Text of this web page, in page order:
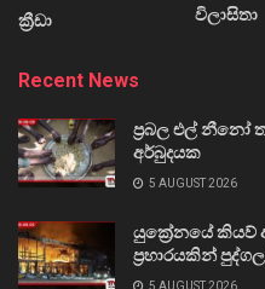
ක්‍රීඩා
විලාසිතා
Recent News
ප්‍රබල එල් නීනෝ
අර්බුදයක
5 AUGUST 2026
යුක්‍රේනයේ කියව්
ප්‍රහාරයකින්
5 AUGUST 2026